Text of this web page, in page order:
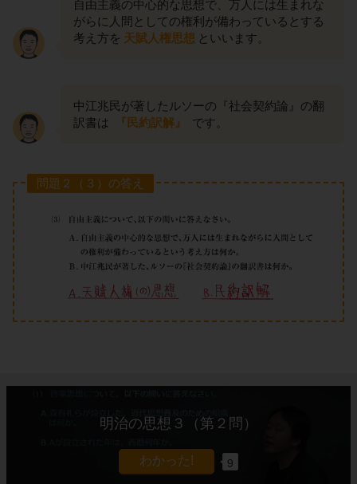
自由主義の中心的な思想で、万人には生まれな
がらに人間としての権利が備わっているとする
考え方を 天賦人権思想 といいます。
中江兆民が著したルソーの『社会契約論』の翻
訳書は
『民約訳解』 です。
問題２（３）の答え
明治の思想３（第２問）
9